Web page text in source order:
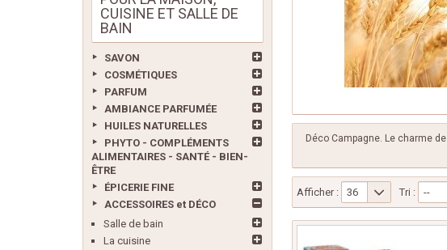
CUISINE ET SALLE DE
BAIN
SAVON
COSMÉTIQUES
PARFUM
AMBIANCE PARFUMÉE
HUILES NATURELLES
PHYTO - COMPLÉMENTS
ALIMENTAIRES - SANTÉ - BIEN-
ÊTRE
ÉPICERIE FINE
ACCESSOIRES et DÉCO
Salle de bain
La cuisine
Déco Campagne. Le charme
Afficher : 36 Tri : --